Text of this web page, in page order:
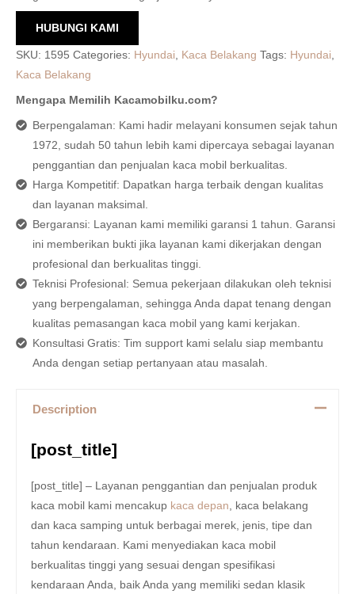
HUBUNGI KAMI
SKU: 1595 Categories: Hyundai, Kaca Belakang Tags: Hyundai,
Kaca Belakang
Mengapa Memilih Kacamobilku.com?
Berpengalaman: Kami hadir melayani konsumen sejak tahun
1972, sudah 50 tahun lebih kami dipercaya sebagai layanan
penggantian dan penjualan kaca mobil berkualitas.
Harga Kompetitif: Dapatkan harga terbaik dengan kualitas
dan layanan maksimal.
Bergaransi: Layanan kami memiliki garansi 1 tahun. Garansi
ini memberikan bukti jika layanan kami dikerjakan dengan
profesional dan berkualitas tinggi.
Teknisi Profesional: Semua pekerjaan dilakukan oleh teknisi
yang berpengalaman, sehingga Anda dapat tenang dengan
kualitas pemasangan kaca mobil yang kami kerjakan.
Konsultasi Gratis: Tim support kami selalu siap membantu
Anda dengan setiap pertanyaan atau masalah.
Description
[post_title]
[post_title] – Layanan penggantian dan penjualan produk
kaca mobil kami mencakup kaca depan , kaca belakang
dan kaca samping untuk berbagai merek, jenis, tipe dan
tahun kendaraan. Kami menyediakan kaca mobil
berkualitas tinggi yang sesuai dengan spesifikasi
kendaraan Anda, baik Anda yang memiliki sedan klasik